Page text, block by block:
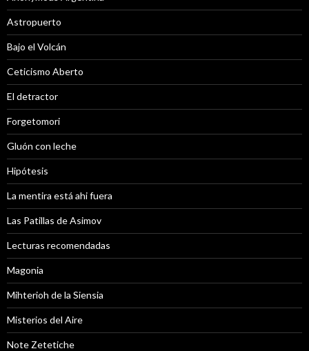
Astropuerto
Bajo el Volcán
Ceticismo Aberto
El detractor
Forgetomori
Gluón con leche
Hipótesis
La mentira está ahi fuera
Las Patillas de Asimov
Lecturas recomendadas
Magonia
Mihterioh de la Siensia
Misterios del Aire
Note Zetetiche